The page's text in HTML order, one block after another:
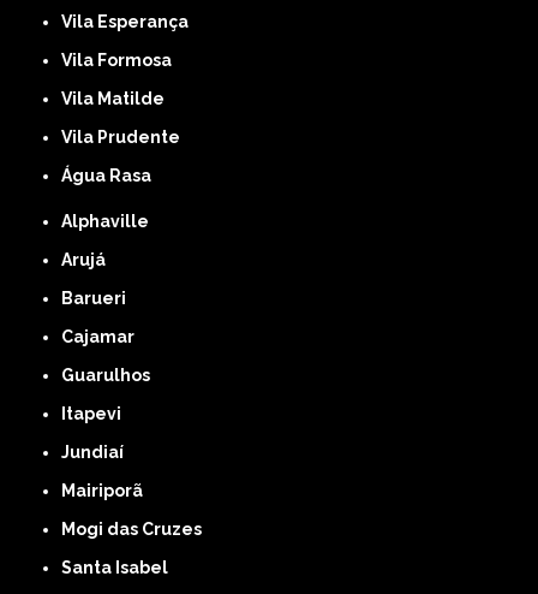
Vila Esperança
Vila Formosa
Vila Matilde
Vila Prudente
Água Rasa
Alphaville
Arujá
Barueri
Cajamar
Guarulhos
Itapevi
Jundiaí
Mairiporã
Mogi das Cruzes
Santa Isabel